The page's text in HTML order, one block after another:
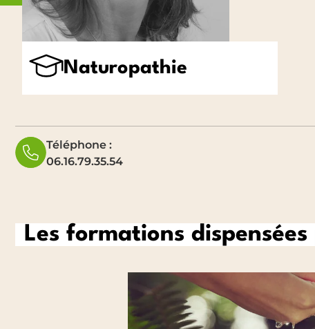
Naturopathie
Téléphone :
06.16.79.35.54
Les formations